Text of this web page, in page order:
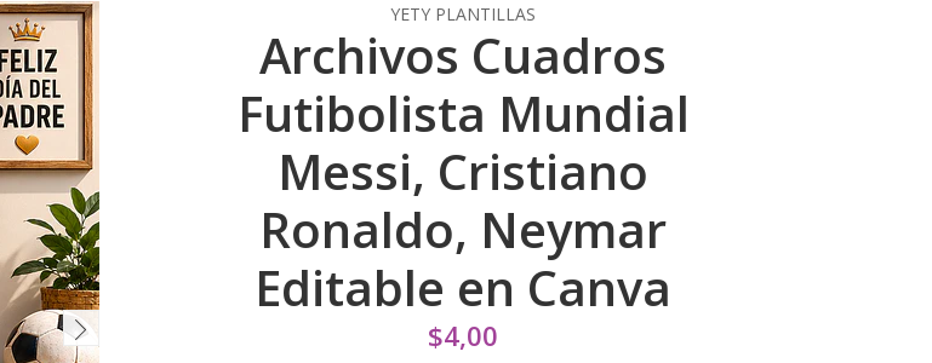
YETY PLANTILLAS
Archivos Cuadros
Futibolista Mundial
Messi, Cristiano
Ronaldo, Neymar
Editable en Canva
$4,00